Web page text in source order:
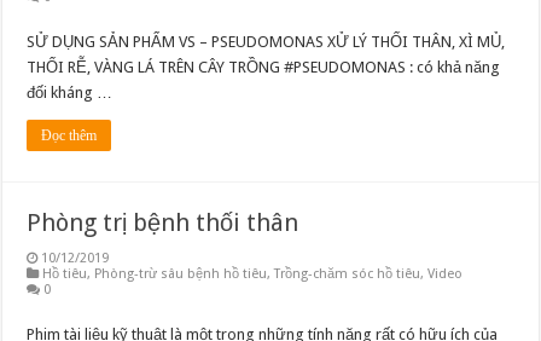
SỬ DỤNG SẢN PHẨM VS – PSEUDOMONAS XỬ LÝ THỐI THÂN, XÌ MỦ,
THỐI RỄ, VÀNG LÁ TRÊN CÂY TRỒNG #PSEUDOMONAS : có khả năng
đối kháng …
Đọc thêm
Phòng trị bệnh thối thân
10/12/2019
Hồ tiêu, Phòng-trừ sâu bệnh hồ tiêu,Trồng-chăm sóc hồ tiêu,Video
0
Phim tài liệu kỹ thuật là một trong những tính năng rất có hữu ích của